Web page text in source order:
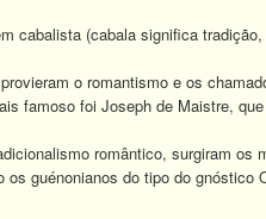
cabalista (cabala significa
o romantismo e os
famoso foi Joseph de Maistre,
romântico, surgiram
guénonianos do tipo do